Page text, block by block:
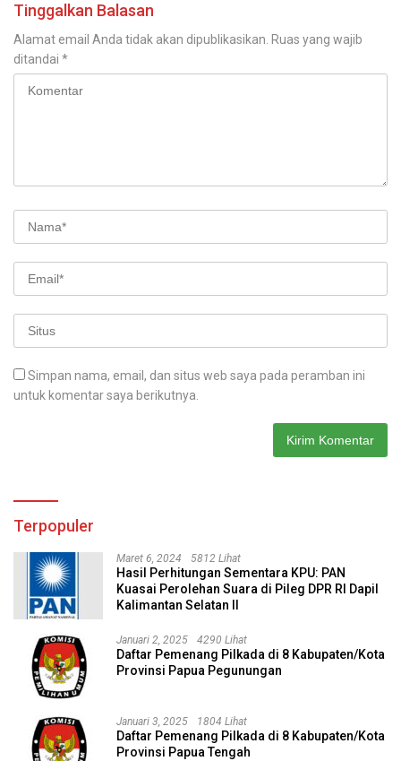
Tinggalkan Balasan
Alamat email Anda tidak akan dipublikasikan. Ruas yang wajib
ditandai *
Simpan nama, email, dan situs web saya pada peramban ini
untuk komentar saya berikutnya.
Terpopuler
Maret 6, 2024 5812 Lihat
Hasil Perhitungan Sementara KPU: PAN
Kuasai Perolehan Suara di Pileg DPR RI Dapil
Kalimantan Selatan II
Januari 2, 2025 4290 Lihat
Daftar Pemenang Pilkada di 8 Kabupaten/Kota
Provinsi Papua Pegunungan
Januari 3, 2025 1804 Lihat
Daftar Pemenang Pilkada di 8 Kabupaten/Kota
Provinsi Papua Tengah